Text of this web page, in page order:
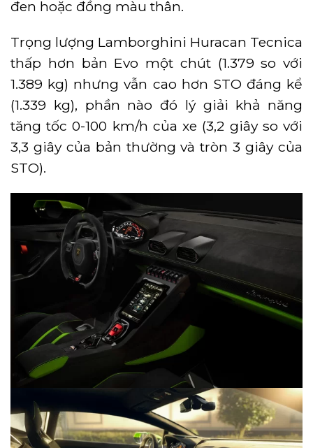
đen hoặc đồng màu thân.
Trọng lượng Lamborghini Huracan Tecnica
thấp hơn bản Evo một chút (1.379 so với
1.389 kg) nhưng vẫn cao hơn STO đáng kể
(1.339 kg), phần nào đó lý giải khả năng
tăng tốc 0-100 km/h của xe (3,2 giây so với
3,3 giây của bản thường và tròn 3 giây của
STO).